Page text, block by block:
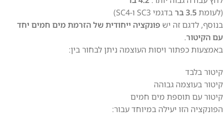
(לעומת3.5 בר
בדגמי SC3 ו-SC4)
בנוסף, לדגם זה יש פונקציה ייחודית של הזרמת מים חמים יחד
עם הקיטור.
באמצעות כפתור ויסות העוצמה ניתן לבחור בין:
קיטור בלבד
קיטור בעוצמה גבוהה
קיטור עם תוספת מים חמים
הפונקציה הזו יעילה במיוחד עבור: